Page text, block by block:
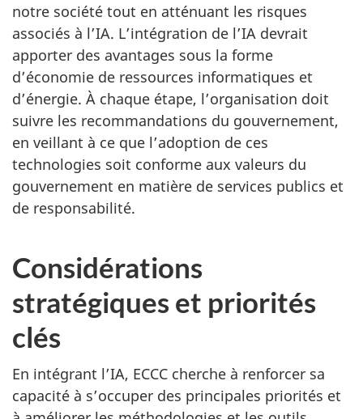
notre société tout en atténuant les risques
associés à l’IA. L’intégration de l’IA devrait
apporter des avantages sous la forme
d’économie de ressources informatiques et
d’énergie. À chaque étape, l’organisation doit
suivre les recommandations du gouvernement,
en veillant à ce que l’adoption de ces
technologies soit conforme aux valeurs du
gouvernement en matière de services publics et
de responsabilité.
Considérations
stratégiques et priorités
clés
En intégrant l’IA, ECCC cherche à renforcer sa
capacité à s’occuper des principales priorités et